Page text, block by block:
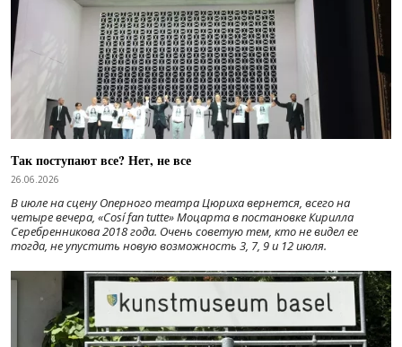
Так поступают все? Нет, не все
26.06.2026
В июле на сцену Оперного театра Цюриха вернется, всего на
четыре вечера, «Cosí fan tutte» Моцарта в постановке Кирилла
Серебренникова 2018 года. Очень советую тем, кто не видел ее
тогда, не упустить новую возможность 3, 7, 9 и 12 июля.